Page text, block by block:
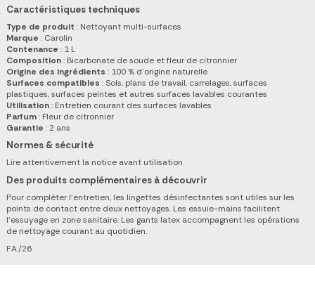
Caractéristiques techniques
Type de produit : Nettoyant multi-surfaces
Marque : Carolin
Contenance : 1 L
Composition: Bicarbonate de soude et fleur de citronnier
Origine des ingrédients : 100 % d'origine naturelle
Surfaces compatibles : Sols, plans de travail, carrelages, surfaces
plastiques, surfaces peintes et autres surfaces lavables courantes
Utilisation: Entretien courant des surfaces lavables
Parfum: Fleur de citronnier
Garantie : 2 ans
Normes & sécurité
Lire attentivement la notice avant utilisation
Des produits complémentaires à découvrir
Pour compléter l'entretien, les lingettes désinfectantes sont utiles sur les
points de contact entre deux nettoyages. Les essuie-mains facilitent
l'essuyage en zone sanitaire. Les gants latex accompagnent les opérations
de nettoyage courant au quotidien.
F.A./26